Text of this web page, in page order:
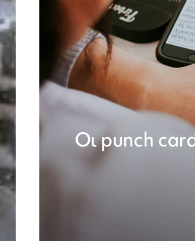
Οι punch